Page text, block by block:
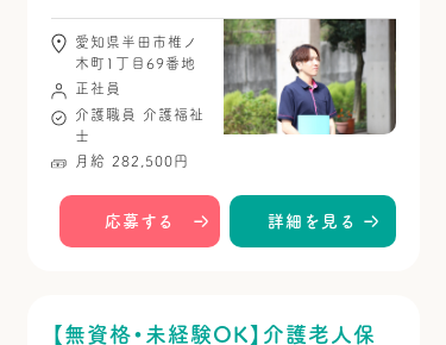
愛知県半田市椎ノ
木町1丁目69番地
正社員
介護職員
介護福祉
士
月給 282,500円
応募する 詳細を見る
【無資格・未経験OK】介護老人保